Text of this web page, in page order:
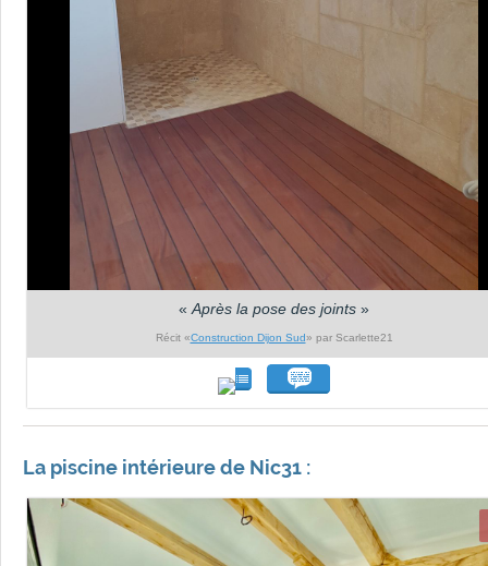
« Après la pose des joints »
Récit «Construction Dijon Sud» par Scarlette21
La piscine intérieure de Nic31 :